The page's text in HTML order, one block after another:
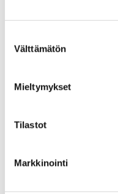
valinta
Välttämätön
Mieltymykset
Tilastot
Markkinointi
Tontinvuokrien